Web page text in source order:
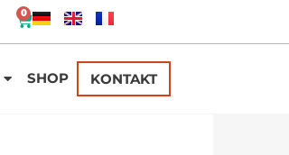
0
SHOP KONTAKT